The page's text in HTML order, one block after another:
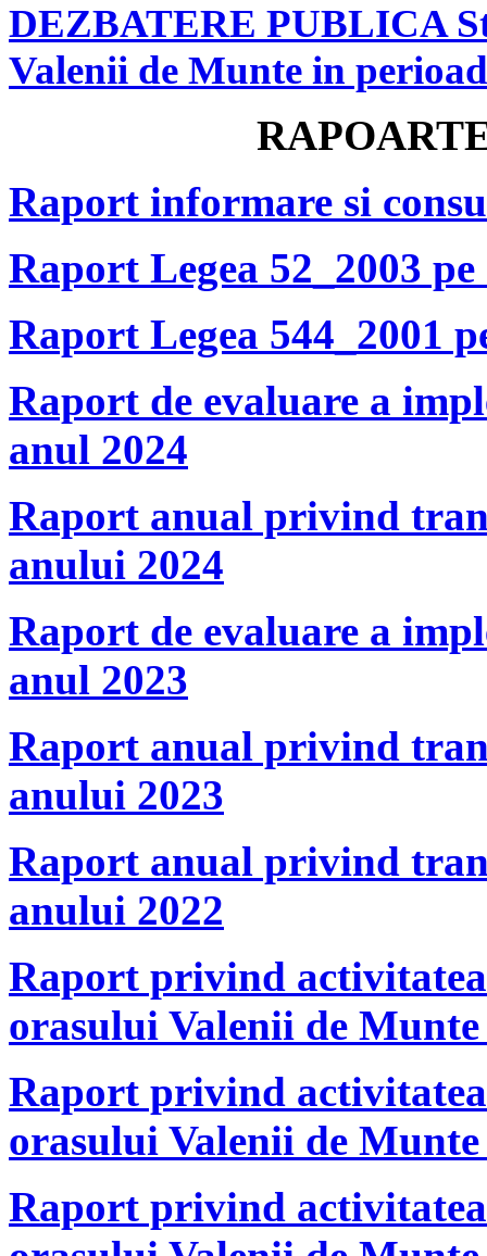
DEZBATERE PUBLICA
Valenii de Munte in
Raport informare si
Raport Legea 52_2003
Raport Legea 544_2001
Raport de evaluare a
anul 2024
Raport anual privind
anului 2024
Raport de evaluare a
anul 2023
Raport anual privind
anului 2023
Raport anual privind
anului 2022
Raport privind
orasului Valenii de Munte
Raport privind
orasului Valenii de
Raport privind